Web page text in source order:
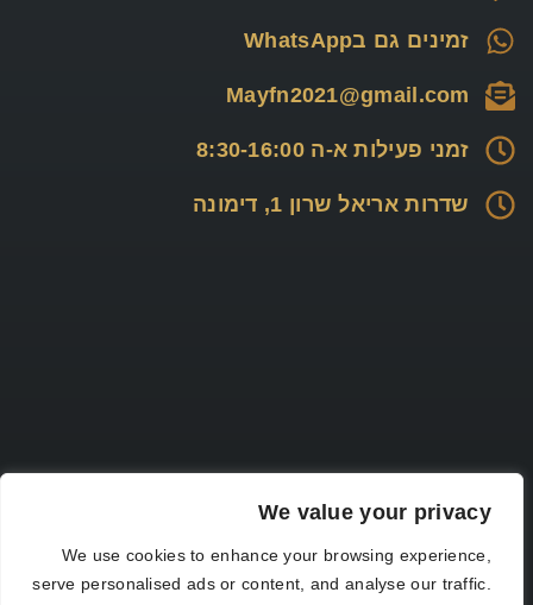
We value your privacy
We use cookies to enhance your browsing experience,
serve personalised ads or content, and analyse our traffic.
זמינים גם בWhatsApp
Mayfn2021@gmail.com
זמני פעילות א-ה 8:30-16:00
שדרות אריאל שרון 1, דימונה